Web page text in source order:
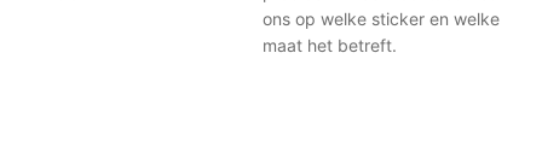
ons op welke sticker en welke
maat het betreft.